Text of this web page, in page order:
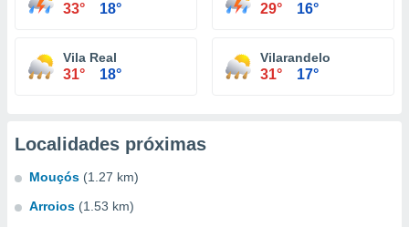
33° 18° 29° 16°
Vila Real
31° 18°
Vilarandelo
31° 17°
Localidades próximas
Mouçós (1.27 km)
Arroios (1.53 km)